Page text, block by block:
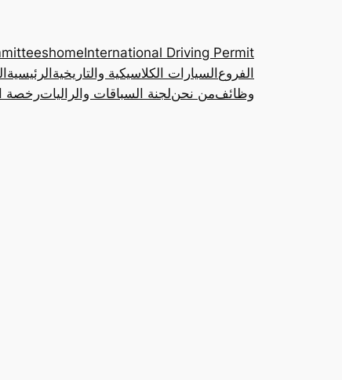
homeInternational Driving Permit
الرئيسية السيارات الكلاسيكية والتاريخية الفروع
رخصةلجنة السباقات والرالياتمن نحنوظائف